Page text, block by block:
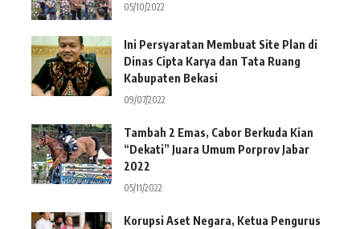
05/10/2022
Ini Persyaratan Membuat Site Plan di
Dinas Cipta Karya dan Tata Ruang
Kabupaten Bekasi
09/07/2022
Tambah 2 Emas, Cabor Berkuda Kian
“Dekati” Juara Umum Porprov Jabar
2022
05/11/2022
Korupsi Aset Negara, Ketua Pengurus